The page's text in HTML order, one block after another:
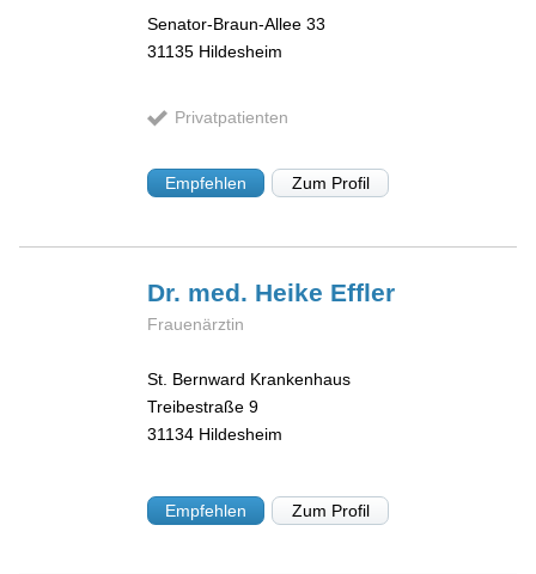
Senator-Braun-Allee 33
31135 Hildesheim
Privatpatienten
Empfehlen Zum Profil
Dr. med. Heike Effler
Frauenärztin
St. Bernward Krankenhaus
Treibestraße 9
31134 Hildesheim
Empfehlen Zum Profil